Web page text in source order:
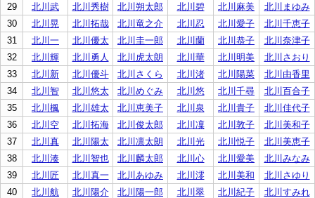
29
北川武 北川秀樹 北川朔太郎 北川碧 北川麻美
北川まゆみ
30
北川晃 北川拓哉 北川竜之介 北川忍 北川愛子
北川千恵子
31
北川一 北川優太 北川圭一郎 北川蘭 北川恭子
北川奈津子
32
北川輝 北川勇人 北川虎太朗 北川華 北川明美
北川さおり
33
北川新 北川優斗 北川さくら 北川渚 北川陽菜
北川由香里
34
北川智 北川悠太 北川めぐみ 北川悠 北川千尋
北川百合子
35
北川楓 北川雄太 北川恵美子 北川泉 北川貴子
北川佳代子
36
北川空 北川拓海 北川俊太郎 北川凜 北川敦子
北川美和子
37
北川真 北川陽太 北川凛太朗 北川光 北川悦子
北川美恵子
38
北川湊 北川智也 北川麟太郎 北川心 北川愛美
北川みなみ
39
北川匠 北川真一 北川あゆみ 北川澪 北川美和
北川さゆり
40
北川航 北川陽介 北川陽一郎 北川翠 北川紀子
北川すみれ